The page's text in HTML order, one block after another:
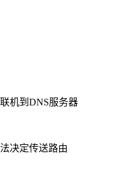
机到DNS服务器
决定传送路由